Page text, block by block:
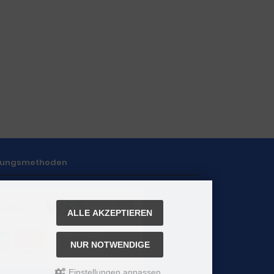
ALLE AKZEPTIEREN
NUR NOTWENDIGE